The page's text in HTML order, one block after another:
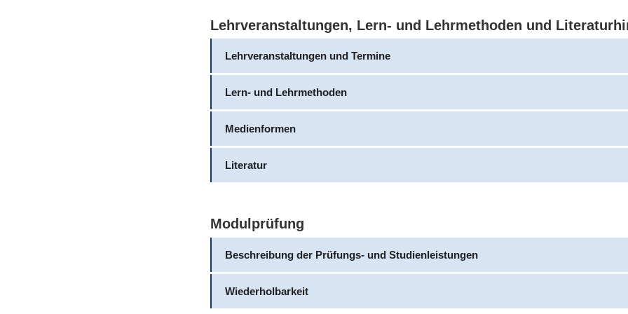
Lehrveranstaltungen, Lern- und Lehrmethoden und
Lehrveranstaltungen und Termine
Lern- und Lehrmethoden
Medienformen
Literatur
Modulprüfung
Beschreibung der Prüfungs- und Studienleistungen
Wiederholbarkeit